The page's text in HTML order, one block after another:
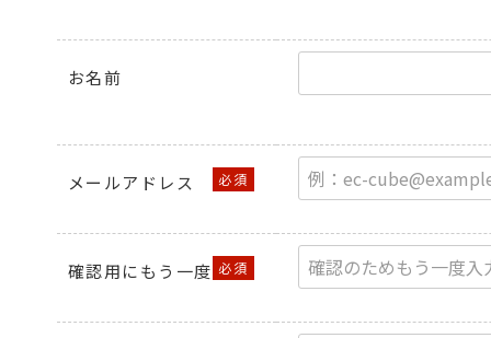
お名前
メールアドレス
確認用にもう一度